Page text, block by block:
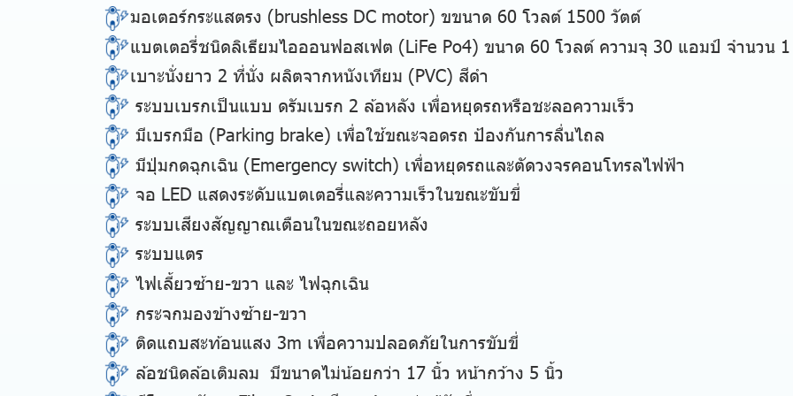
มอเตอร์กระแสตรง (brushless DC motor) ขขนาด 60 โวลต์ 1500 วัตต์
แบตเตอรี่ชนิดลิเธียมไอออนฟอสเฟต (LiFe Po4) ขนาด 60 โวลต์ ความจุ 30 แอมป์ จำนวน
เบาะนั่งยาว 2 ที่นั่ง ผลิตจากหนังเทียม (PVC) สีดำ
ระบบเบรกเป็นแบบ ดรัมเบรก 2 ล้อหลัง เพื่อหยุดรถหรือชะลอความเร็ว
มีเบรกมือ (Parking brake) เพื่อใช้ขณะจอดรถ ป้องกันการลื่นไถล
มีปุ่มกดฉุกเฉิน (Emergency switch) เพื่อหยุดรถและตัดวงจรคอนโทรลไฟฟ้า
จอ LED แสดงระดับแบตเตอรี่และความเร็วในขณะขับขี่
ระบบเสียงสัญญาณเตือนในขณะถอยหลัง
ระบบแตร
ไฟเลี้ยวซ้าย-ขวา และ ไฟฉุกเฉิน
กระจกมองข้างซ้าย-ขวา
ติดแถบสะท้อนแสง 3m เพื่อความปลอดภัยในการขับขี่
ล้อชนิดล้อเติมลม มีขนาดไม่น้อยกว่า 17 นิ้ว หน้ากว้าง 5 นิ้ว